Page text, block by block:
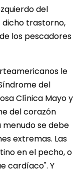
del
dicho trastorno,
los pescadores
le
del
Clínica Mayo y
del corazón
se debe
extremas. Las
en el pecho, o
cardíaco". Y